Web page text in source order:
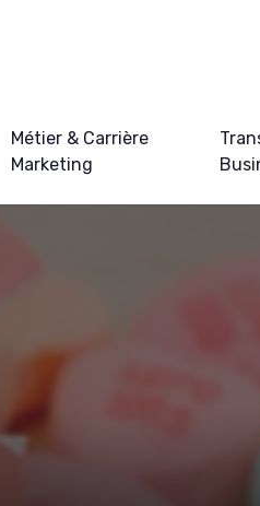
Métier & Carrière
Marketing